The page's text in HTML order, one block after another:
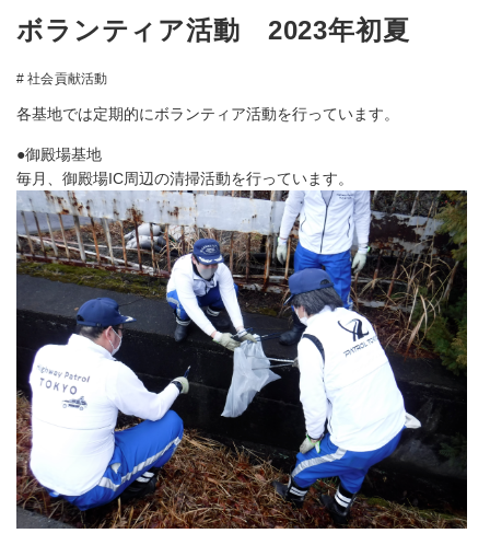
ボランティア活動 2023年初夏
# 社会貢献活動
各基地では定期的にボランティア活動を行っています。
●御殿場基地
毎月、御殿場IC周辺の清掃活動を行っています。